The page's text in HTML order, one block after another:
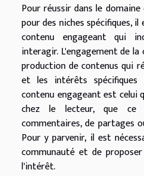
Pour réussir dans le
pour des niches spécifiques,
contenu engageant qui
interagir. L'engagement de
production de contenus qui
et les intérêts spécifiques
contenu engageant est celui
chez le lecteur, que
commentaires, de partages
Pour y parvenir, il est
communauté et de
l'intérêt.